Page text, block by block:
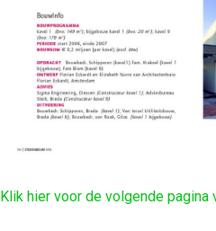
Klik hier voor de volgende pagina